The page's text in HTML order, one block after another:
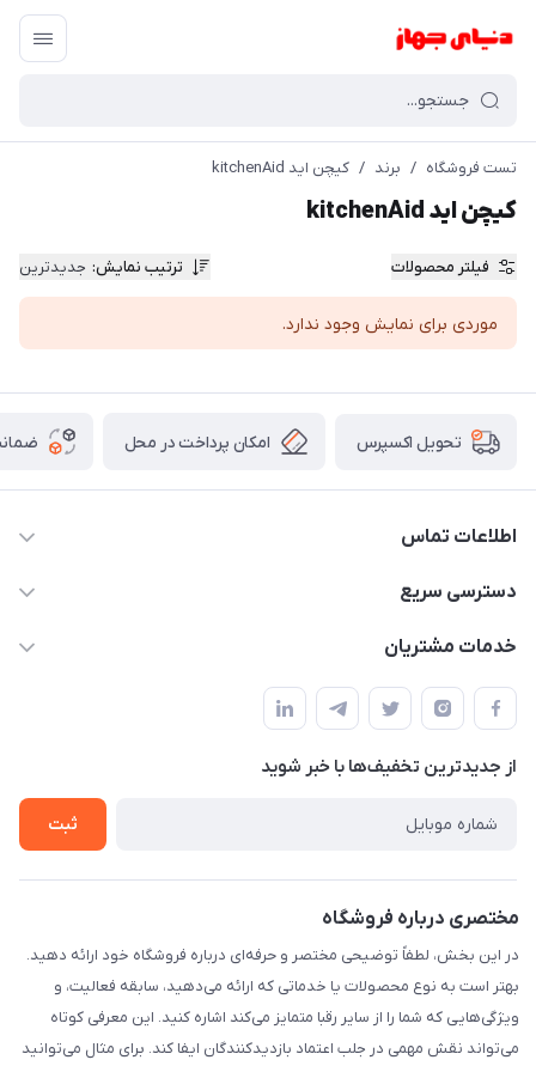
تست فروشگاه / برند / کیچن اید kitchenAid
کیچن اید kitchenAid
فیلتر محصولات ترتیب نمایش: جدیدترین
موردی برای نمایش وجود ندارد.
تحویل اکسپرس امکان پرداخت در محل
اطلاعات تماس
۰۲۱۰۰۰۰۰۰۰۰
دسترسی سریع
حساب کاربری
لیست محصولات
درباره ما
خدمات مشتریان
قوانین و مقررات
حریم خصوصی
راهنما
از جدید‌ترین تخفیف‌ها با‌ خبر شوید
ثبت
مختصری درباره فروشگاه
در این بخش، لطفاً توضیحی مختصر و حرفه‌ای درباره فروشگاه خود ارائه دهید.
بهتر است به نوع محصولات یا خدماتی که ارائه می‌دهید، سابقه فعالیت، و
ویژگی‌هایی که شما را از سایر رقبا متمایز می‌کند اشاره کنید. این معرفی کوتاه
می‌تواند نقش مهمی در جلب اعتماد بازدیدکنندگان ایفا کند. برای مثال می‌توانید